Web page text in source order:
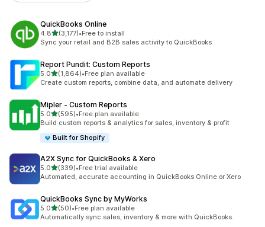
QuickBooks Online
4.8별 5개 중
(3,177)
총 리뷰 3177개
•Free to install
Sync your retail and B2B sales activity to QuickBooks
Report Pundit: Custom Reports
5.0별 5개 중
(1,864)
총 리뷰 1864개
•Free plan available
Create custom reports, combine data, and automate delivery
Mipler ‑ Custom Reports
5.0별 5개 중
(595)
총 리뷰 595개
•Free plan available
Build custom reports & analytics for sales, inventory & profit
Built for Shopify
A2X Sync for QuickBooks & Xero
5.0별 5개 중
(339)
총 리뷰 339개
•Free trial available
Automated, accurate accounting in QuickBooks Online or Xero
QuickBooks Sync by MyWorks
5.0별 5개 중
(50)
총 리뷰 50개
•Free plan available
Automatically sync sales, inventory & more with QuickBooks.